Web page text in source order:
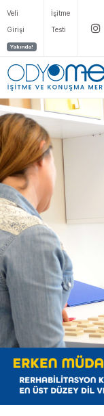
Veli
Girişi
Yakında!
İşitme
Testi